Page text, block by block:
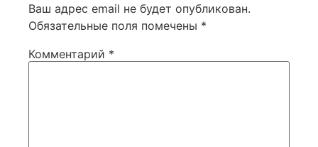
Ваш адрес email не будет опубликован.
Обязательные поля помечены *
Комментарий *